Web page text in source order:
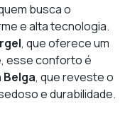
busca o
e alta tecnologia.
, que oferece um
esse conforto é
Belga, que reveste o
e durabilidade.